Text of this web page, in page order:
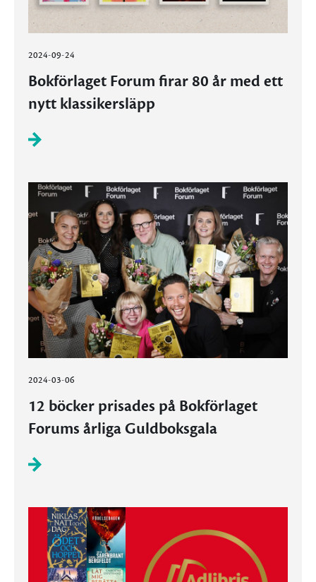
2024-09-24
Bokförlaget Forum firar 80 år med ett
nytt klassikersläpp
2024-03-06
12 böcker prisades på Bokförlaget
Forums årliga Guldboksgala